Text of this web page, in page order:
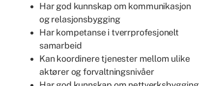
Har god kunnskap om kommunikasjon
og relasjonsbygging
Har kompetanse i tverrprofesjonelt
samarbeid
Kan koordinere tjenester mellom ulike
aktører og forvaltningsnivåer